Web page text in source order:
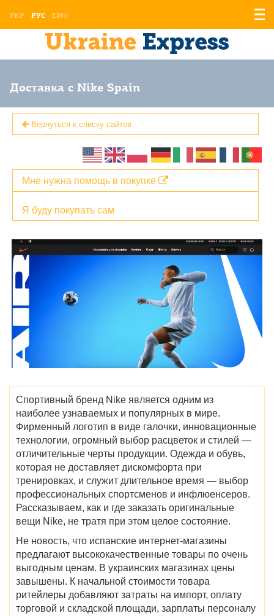
УКР РУС ENG
Доставка с Nike Spain
Вернуться к списку сайтов
Я буду покупать сам
Мне нужна помощь в покупке
Спортивный бренд Nike является одним из
наиболее узнаваемых и популярных в мире.
Фирменный логотип в виде галочки, инновационные
технологии, огромный выбор расцветок и стилей —
отличительные черты продукции. Одежда и обувь,
которая не доставляет дискомфорта при
тренировках, и служит длительное время — выбор
профессиональных спортсменов и инфлюенсеров.
Рассказываем, как и где заказать оригинальные
вещи Nike, не тратя при этом целое состояние.
Не новость, что испанские интернет-магазины
предлагают высококачественные товары по очень
выгодным ценам. В украинских магазинах цены
завышены. К начальной стоимости товара
ритейлеры добавляют затраты на импорт, оплату
торговой и складской площади, зарплаты персоналу